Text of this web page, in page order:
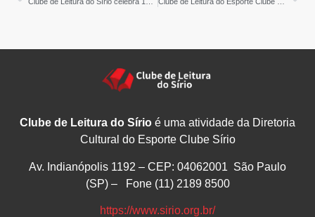
Clube de Leitura do Sírio é uma atividade da Diretoria
Cultural do Esporte Clube Sírio
Av. Indianópolis 1192 – CEP: 04062001 São Paulo
(SP) – Fone (11) 2189 8500
https://www.sirio.org.br/